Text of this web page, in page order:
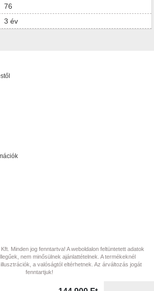
76
3 év
Minden jog fenntartva! A weboldalon feltüntetett adatok
nem minősülnek ajánlattételnek. A termékeknél
a valóságtól eltérhetnek. Az árváltozás jogát
fenntartjuk!